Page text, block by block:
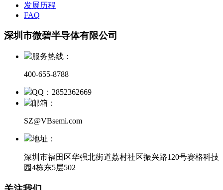
发展历程
FAQ
深圳市微碧半导体有限公司
服务热线：
400-655-8788
QQ：2852362669
邮箱：
SZ@VBsemi.com
地址：
深圳市福田区华强北街道荔村社区振兴路120号赛格科技
园4栋东5层502